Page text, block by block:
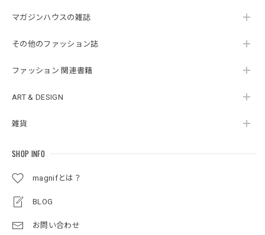
マガジンハウスの雑誌
その他のファッション誌
ファッション 関連書籍
ART & DESIGN
雑貨
SHOP INFO
magnifとは？
BLOG
お問い合わせ